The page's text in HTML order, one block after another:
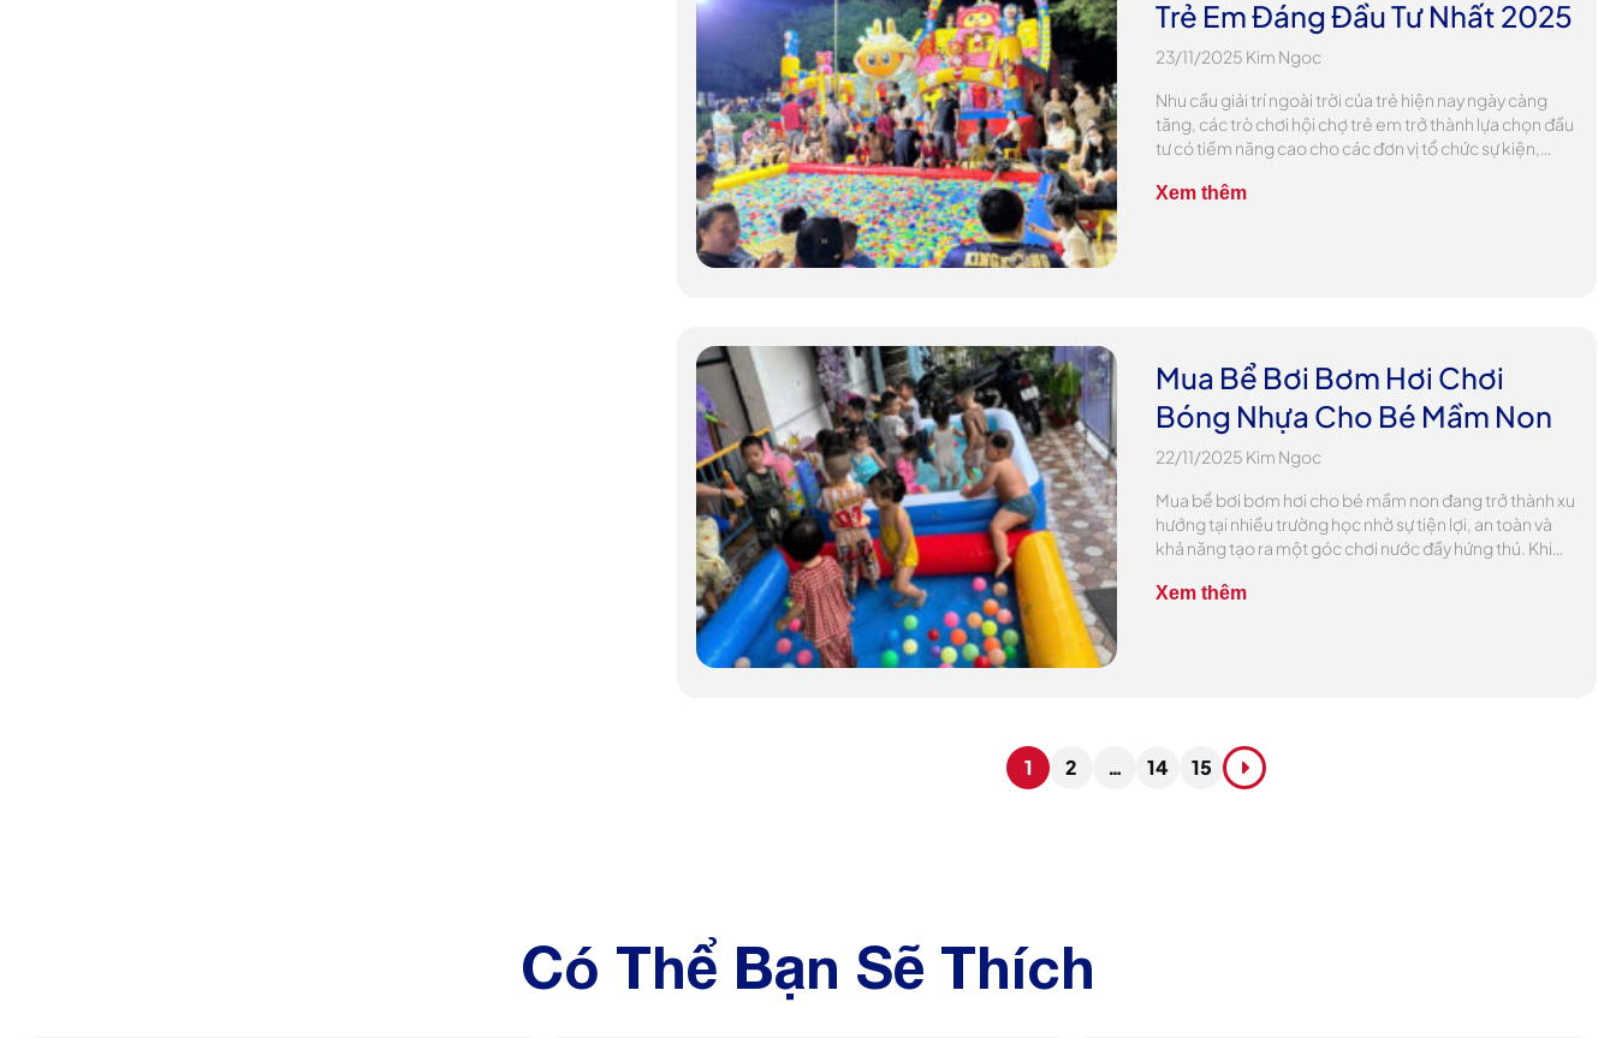
Trẻ Em Đáng Đầu Tư Nhất 2025
23/11/2025 Kim Ngoc
Nhu cầu giải trí ngoài trời của trẻ hiện nay ngày càng
tăng, các trò chơi hội chợ trẻ em trở thành lựa chọn đầu
tư có tiềm năng cao cho các đơn vị tổ chức sự kiện,
doanh tự do. Thị trường 2025 […]
Xem thêm
Mua Bể Bơi Bơm Hơi Chơi
Bóng Nhựa Cho Bé Mầm Non
22/11/2025 Kim Ngoc
Mua bể bơi bơm hơi cho bé mầm non đang trở thành xu
hướng tại nhiều trường học nhờ sự tiện lợi, an toàn và
khả năng tạo ra một góc chơi nước đầy hứng thú. Khi
giúp trẻ vui chơi mà còn phát triển […]
Xem thêm
1 2 … 14 15
Có Thể Bạn Sẽ Thích